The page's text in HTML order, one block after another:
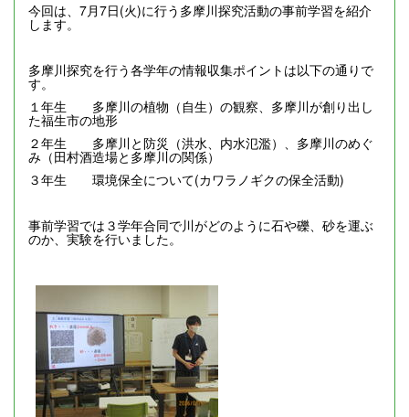
今回は、7月7日(火)に行う多摩川探究活動の事前学習を紹介
します。
多摩川探究を行う各学年の情報収集ポイントは以下の通りで
す。
１年生 多摩川の植物（自生）の観察、多摩川が創り出し
た福生市の地形
２年生 多摩川と防災（洪水、内水氾濫）、多摩川のめぐ
み（田村酒造場と多摩川の関係）
３年生 環境保全について(カワラノギクの保全活動)
事前学習では３学年合同で川がどのように石や礫、砂を運ぶ
のか、実験を行いました。